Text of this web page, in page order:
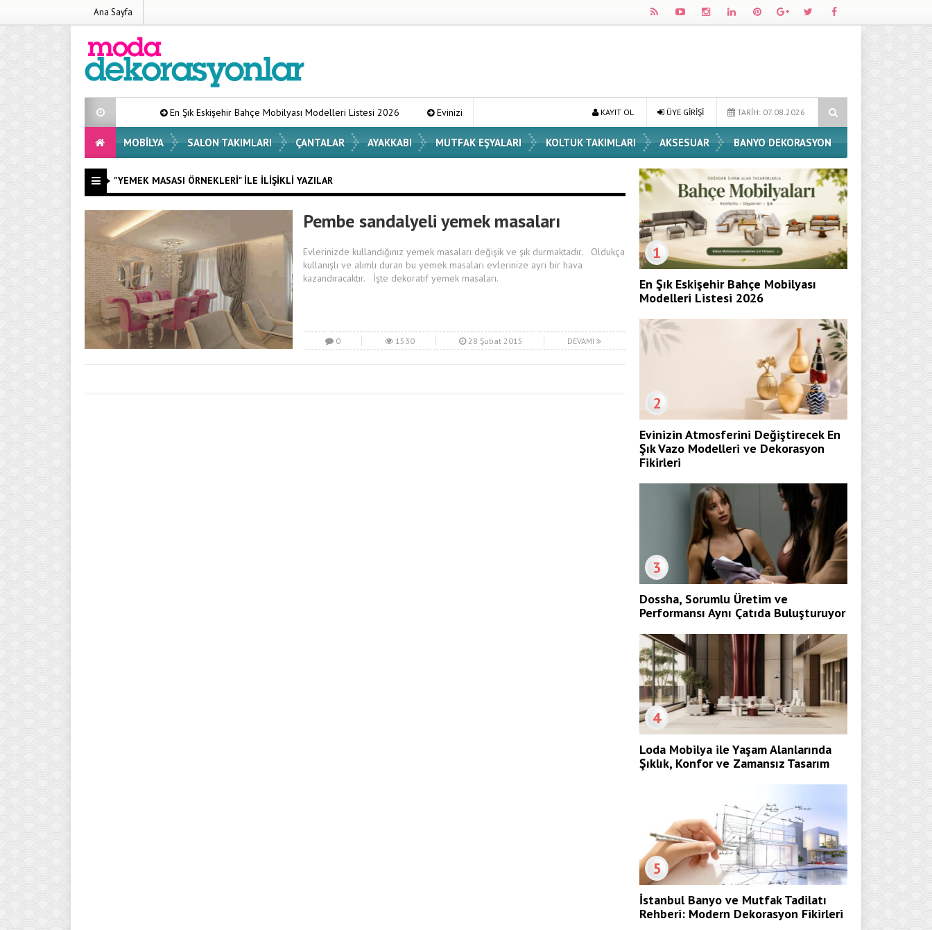
Ana Sayfa
En Şık Eskişehir Bahçe Mobilyası Modelleri Listesi 2026 Evinizin Atmosferini Değiştirecek En Şık Vazo Modelleri ve Dekorasyon Fikirleri Dossha, Sorumlu Üretim ve Performansı
TARİH: 07.08.2026
ÜYE GİRİŞİ
KAYIT OL
MOBILYA SALON TAKIMLARI ÇANTALAR AYAKKABI MUTFAK EŞYALARI KOLTUK TAKIMLARI AKSESUAR BANYO DEKORASYON
"YEMEK MASASI ÖRNEKLERI" ILE İLIŞIKLI YAZILAR
Pembe sandalyeli yemek masaları
Evlerinizde kullandığınız yemek masaları değişik ve şık durmaktadır. Oldukça
kullanışlı ve alımlı duran bu yemek masaları evlerinize ayrı bir hava
kazandıracaktır. İşte dekoratif yemek masaları.
0 1530 28 Şubat 2015 DEVAMI
1
En Şık Eskişehir Bahçe Mobilyası
Modelleri Listesi 2026
2
Evinizin Atmosferini Değiştirecek En
Şık Vazo Modelleri ve Dekorasyon
Fikirleri
3
Dossha, Sorumlu Üretim ve
Performansı Aynı Çatıda Buluşturuyor
4
Loda Mobilya ile Yaşam Alanlarında
Şıklık, Konfor ve Zamansız Tasarım
5
İstanbul Banyo ve Mutfak Tadilatı
Rehberi: Modern Dekorasyon Fikirleri